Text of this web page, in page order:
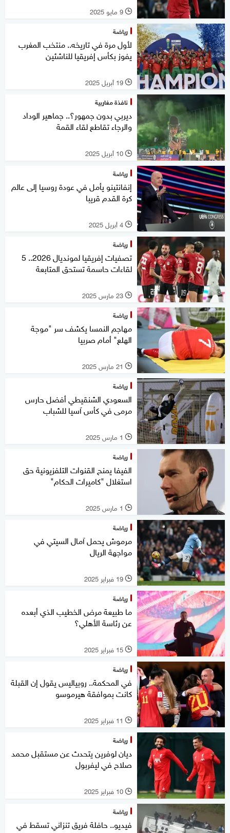
l 9 مايو 2025
رياضة
لأول مرة في تاريخه.. منتخب المغرب
يفوز بكأس إفريقيا للناشئين
l 19 أبريل 2025
نافذة مغاربية
ديربي بدون جمهور؟.. جماهير الوداد
والرجاء تقاطع لقاء القمة
l 10 أبريل 2025
رياضة
إنفانتينو يأمل في عودة روسيا إلى عالم
كرة القدم قريبا
l 4 أبريل 2025
رياضة
تصفيات إفريقيا لمونديال 2026.. 5
لقاءات حاسمة تستحق المتابعة
l 23 مارس 2025
رياضة
مهاجم النمسا يكشف سر "موجة
الهلع" أمام صربيا
l 21 مارس 2025
رياضة
السعودي الشنقيطي أفضل حارس
مرمى في كأس آسيا للشباب
l 1 مارس 2025
رياضة
الفيفا يمنح القنوات التلفزيونية حق
استغلال "كاميرات الحكام"
l 1 مارس 2025
رياضة
مرموش يحمل آمال السيتي في
مواجهة الريال
l 19 فبراير 2025
رياضة
ما طبيعة مرض الخطيب الذي أبعده
عن رئاسة الأهلي؟
l 15 فبراير 2025
رياضة
في المحكمة.. روبياليس يقول إن القبلة
كانت بموافقة هيرموسو
l 11 فبراير 2025
رياضة
ديان لوفرين يتحدث عن مستقبل محمد
صلاح في ليفربول
l 10 فبراير 2025
رياضة
فيديو.. حافلة فريق تنزاني تسقط في